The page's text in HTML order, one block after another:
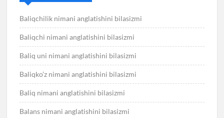
Baliqchilik nimani anglatishini bilasizmi
Baliqchi nimani anglatishini bilasizmi
Baliq uni nimani anglatishini bilasizmi
Baliqko’z nimani anglatishini bilasizmi
Baliq nimani anglatishini bilasizmi
Balans nimani anglatishini bilasizmi